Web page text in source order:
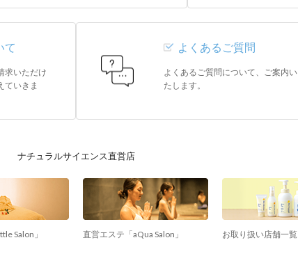
て
求いただけ
ていきま
よくあるご質問
よくあるご質問について、ご案内い
たします。
ナチュラルサイエンス直営店
Salon」 直営エステ「aQua Salon」 お取り扱い店舗一覧